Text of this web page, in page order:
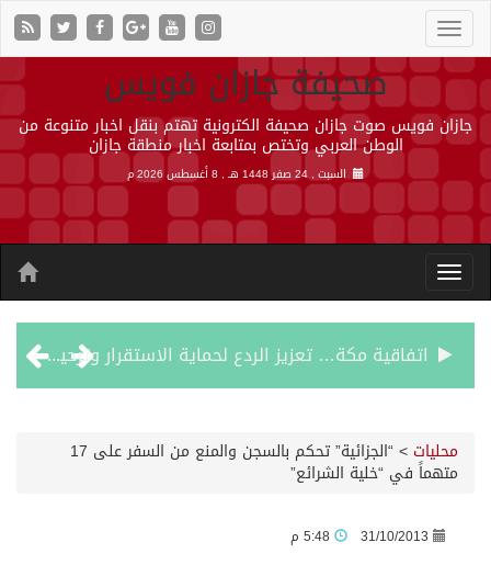
صحيفة جازان فويس
جازان فويس صوت جازان صحيفة الكترونية تهتم بنقل اخبار متنوعة من
الوطن العربي وتختص بمتابعة اخبار منطقة جازان
السبت , 24 صفر 1448 هـ , 8 أغسطس 2026 م
اتفاقية مكة… تعزيز الردع لحماية الاستقرار وترحيب اقليمي ودولي بها
محليات > “الجزائية” تحكم بالسجن والمنع من السفر على 17
متهماً في “خلية الشرائع”
31/10/2013